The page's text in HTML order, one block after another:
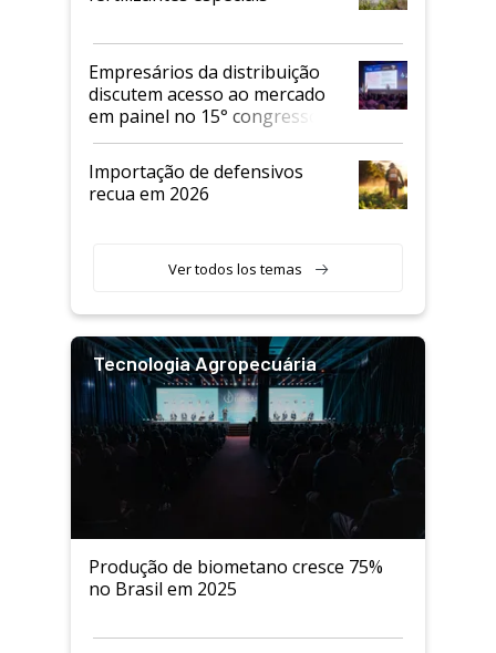
Empresários da distribuição
discutem acesso ao mercado
em painel no 15° congresso
Andav
Importação de defensivos
recua em 2026
Ver todos los temas
Tecnologia Agropecuária
Produção de biometano cresce 75%
no Brasil em 2025